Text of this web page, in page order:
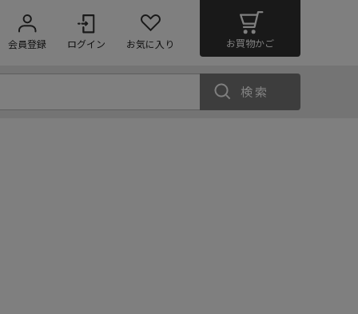
会員登録 ログイン お気に入り お買物かご
検索